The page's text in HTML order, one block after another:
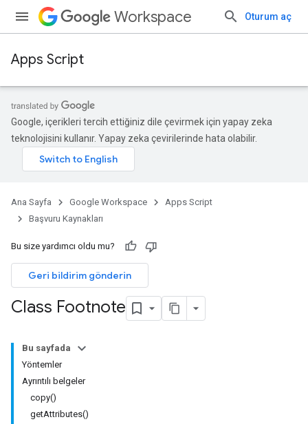
Workspace Oturum aç
Apps Script
Google, içerikleri tercih ettiğiniz dile çevirmek için yapay zeka
teknolojisini kullanır. Yapay zeka çevirilerinde hata olabilir.
Ana Sayfa Google Workspace
Apps Script
Başvuru Kaynakları
Bu size yardımcı oldu mu?
Geri bildirim gönderin
Class Footnote
Bu sayfada
Yöntemler
Ayrıntılı belgeler
copy()
getAttributes()